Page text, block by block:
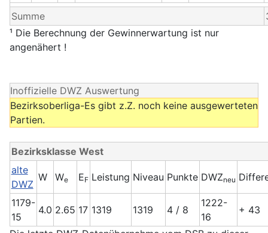
Summe
¹ Die Berechnung der Gewinnerwartung ist nur
angenähert !
Inoffizielle DWZ Auswertung
Bezirksoberliga-Es gibt z.Z. noch keine ausgewerteten
Partien.
Bezirksklasse West
alte
DWZ
W We EF Leistung Niveau Punkte DWZneu
1179-
15
4.0 2.65 17 1319 1319 4 / 8
1222-
16
+ 43